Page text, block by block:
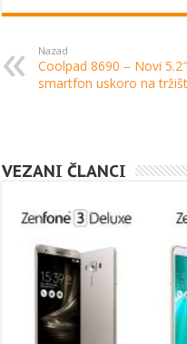
Nazad
Coolpad 8690 – Novi 5.2″
smartfon uskoro na
VEZANI ČLANCI